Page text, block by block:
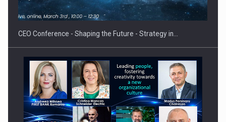
Proteinmaxxing and the Future of Protein Demand
CEO Conference - Shaping the Future - Strategy in…